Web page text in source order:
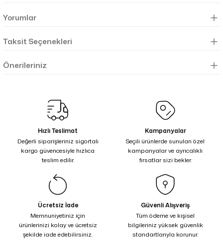
Yorumlar
Taksit Seçenekleri
Önerileriniz
Hızlı Teslimat
Değerli siparişleriniz sigortalı
kargo güvencesiyle hızlıca
teslim edilir.
Kampanyalar
Seçili ürünlerde sunulan özel
kampanyalar ve ayrıcalıklı
fırsatlar sizi bekler.
Ücretsiz İade
Memnuniyetiniz için
ürünlerinizi kolay ve ücretsiz
şekilde iade edebilirsiniz.
Güvenli Alışveriş
Tüm ödeme ve kişisel
bilgileriniz yüksek güvenlik
standartlarıyla korunur.